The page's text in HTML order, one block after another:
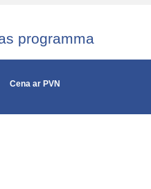
programma
Cena ar PVN